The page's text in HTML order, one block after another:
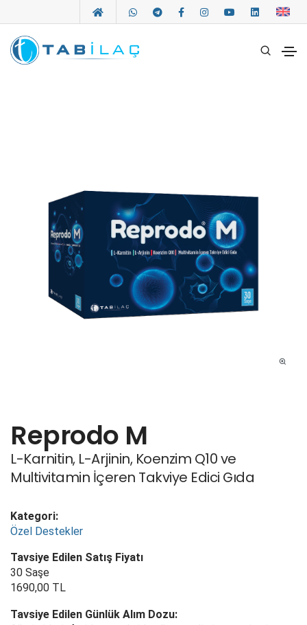
Reprodo M
L-Karnitin, L-Arjinin, Koenzim Q10 ve
Multivitamin İçeren Takviye Edici Gıda
Kategori:
Özel Destekler
Tavsiye Edilen Satış Fiyatı
30 Saşe
1690,00 TL
Tavsiye Edilen Günlük Alım Dozu: